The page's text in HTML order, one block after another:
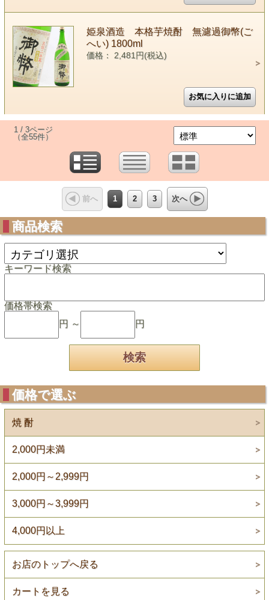
姫泉酒造 本格芋焼酎 無濾過御幣(ご
へい) 1800ml
価格： 2,481円(税込)
1 / 3ページ
（全55件）
前へ 1 2 3 次へ
商品検索
キーワード検索
価格帯検索
円 ～
円
価格で選ぶ
焼 酎
2,000円未満
2,000円～2,999円
3,000円～3,999円
4,000円以上
お店のトップへ戻る
カートを見る